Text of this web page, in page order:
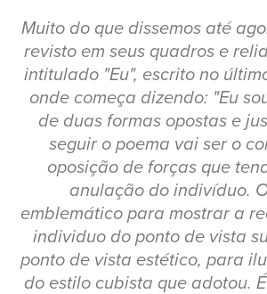
Muito do que dissemos até
revisto em seus quadros e
intitulado "Eu", escrito no
onde começa dizendo: "Eu
de duas formas opostas e
seguir o poema vai ser o
oposição de forças que
anulação do indivíduo.
emblemático para mostrar a
individuo do ponto de vista
ponto de vista estético, para
do estilo cubista que adotou.